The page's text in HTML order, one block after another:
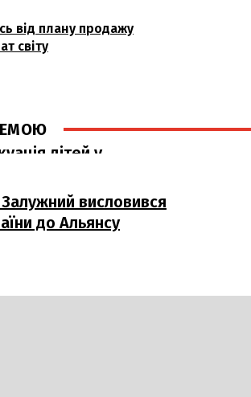
від плану продажу
світу
дітей у
загрозу безпеці
висловився
до Альянсу